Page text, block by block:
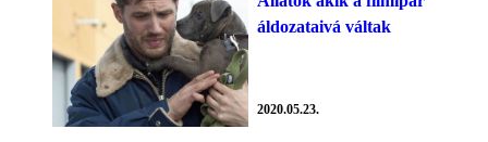
áldozataivá váltak
2020.05.23.